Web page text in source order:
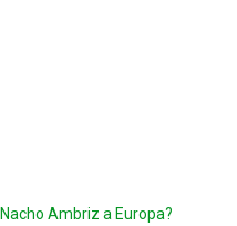
Ambriz a Europa?